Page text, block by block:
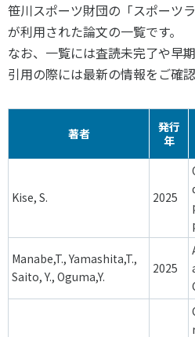
国際情
知る学
ニュー
お問い
メ
「
＃高齢者スポーツ ＃差別とダイ
調査・
スポーツライフ・データ
スポーツ白書
子どものスポーツ
スポーツによるまちづくり
スポーツ・ガバナンス
スポーツボランティア
笹川スポーツ財団の「スポーツ
が利用された論文の一覧です。
なお、一覧には査読未完了や早
引用の際には最新の情報をご確認
著者
発行
年
Kise, S. 2025
Manabe,T., Yamashita,T.,
Saito, Y., Oguma,Y.
2025